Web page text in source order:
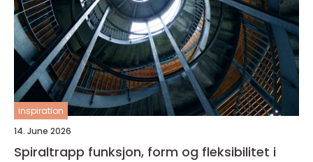
inspiration
14. June 2026
Spiraltrapp funksjon, form og fleksibilitet i